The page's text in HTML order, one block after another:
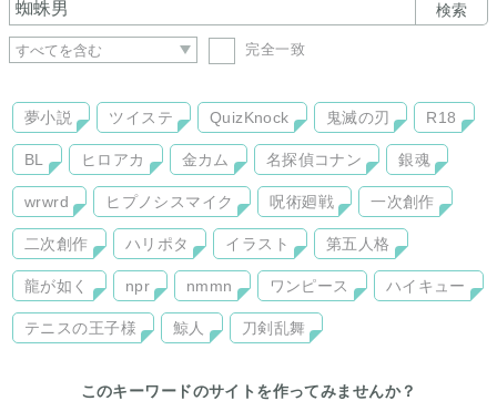
検索
完全一致
夢小説 ツイステ QuizKnock 鬼滅の刃 R18
BL ヒロアカ 金カム 名探偵コナン 銀魂
wrwrd ヒプノシスマイク 呪術廻戦 一次創作
二次創作 ハリポタ イラスト 第五人格
龍が如く npr nmmn ワンピース ハイキュー
テニスの王子様 鯨人 刀剣乱舞
このキーワードのサイトを作ってみませんか？